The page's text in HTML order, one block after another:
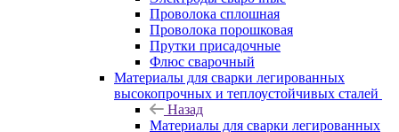
Проволока сплошная
Проволока порошковая
Прутки присадочные
Флюс сварочный
Материалы для сварки легированных
высокопрочных и теплоустойчивых сталей
Назад
Материалы для сварки легированных